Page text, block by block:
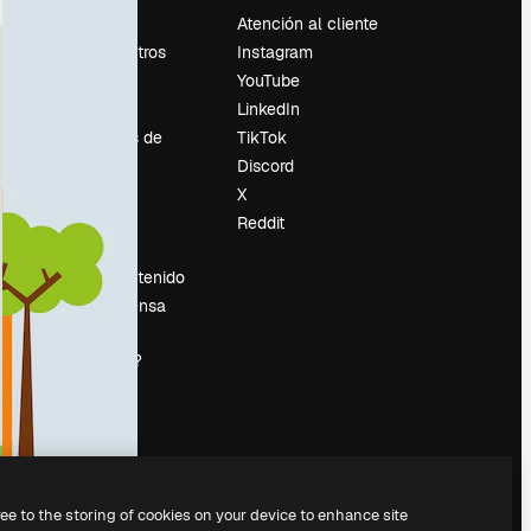
Sobre nosotros
Tendencias de
Eventos
Slidesgo
Vender contenido
Sala de prensa
magnific.ai?
Atención al cliente
Instagram
YouTube
LinkedIn
TikTok
Discord
X
Reddit
to the storing of cookies on your device to enhance site